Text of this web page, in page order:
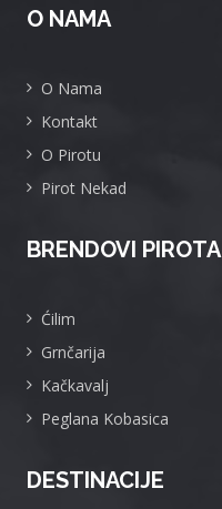
O NAMA
O Nama
Kontakt
O Pirotu
Pirot Nekad
BRENDOVI PIROTA
Ćilim
Grnčarija
Kačkavalj
Peglana Kobasica
DESTINACIJE